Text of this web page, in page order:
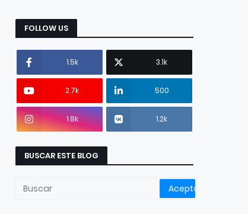
FOLLOW US
1.5k 3.1k
2.7k 500
1.8k 1.2k
BUSCAR ESTE BLOG